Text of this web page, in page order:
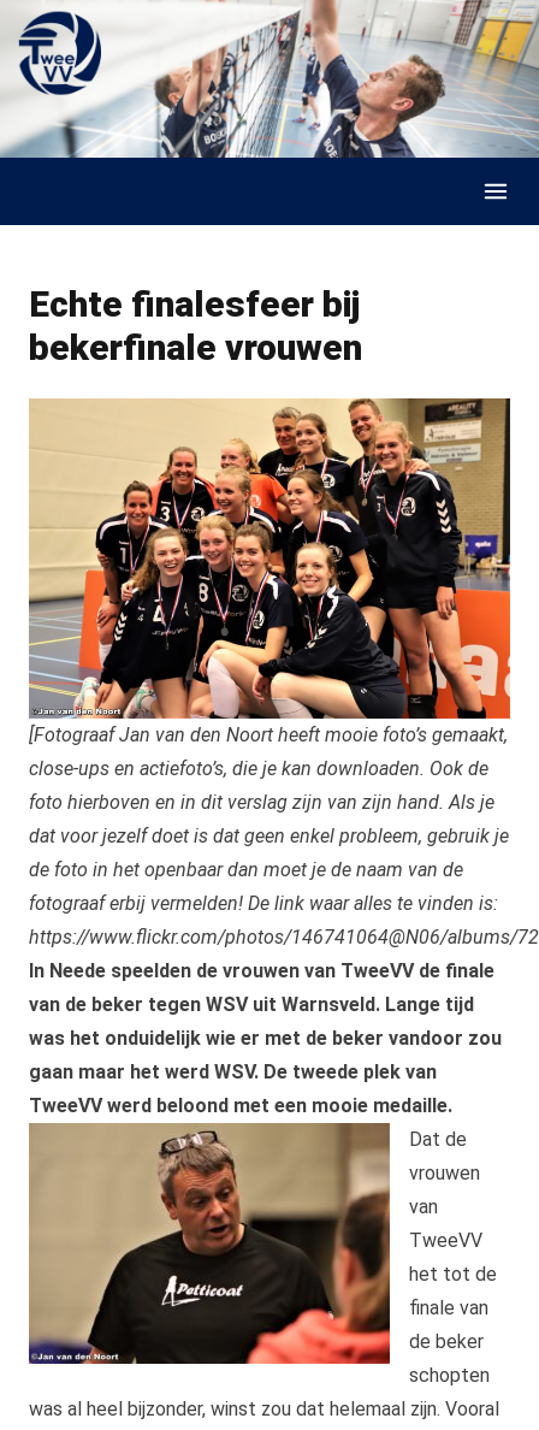
Skip to content
Echte finalesfeer bij
bekerfinale vrouwen
[Fotograaf Jan van den Noort heeft mooie foto’s gemaakt,
close-ups en actiefoto’s, die je kan downloaden. Ook de
foto hierboven en in dit verslag zijn van zijn hand. Als je
dat voor jezelf doet is dat geen enkel probleem, gebruik je
de foto in het openbaar dan moet je de naam van de
fotograaf erbij vermelden! De link waar alles te vinden is:
https://www.flickr.com/photos/146741064@N06/albums/
In Neede speelden de vrouwen van TweeVV de finale
van de beker tegen WSV uit Warnsveld. Lange tijd
was het onduidelijk wie er met de beker vandoor zou
gaan maar het werd WSV. De tweede plek van
TweeVV werd beloond met een mooie medaille.
Dat de
vrouwen
van
TweeVV
het tot de
finale van
de beker
schopten
was al heel bijzonder, winst zou dat helemaal zijn. Vooral